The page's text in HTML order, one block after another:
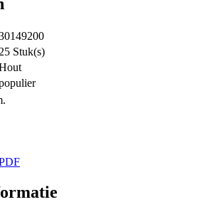
25 Stuk(s)